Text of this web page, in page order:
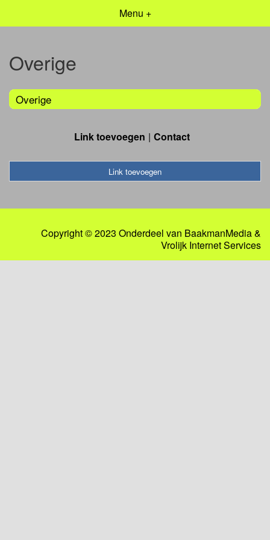
Menu +
Overige
Overige
Link toevoegen Contact
Link toevoegen
Copyright © 2023 Onderdeel van BaakmanMedia&
Vrolijk Internet Services